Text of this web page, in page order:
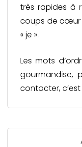
très rapides à
coups de cœur
« je ».
Les mots
gourmandise,
contacter, c’est